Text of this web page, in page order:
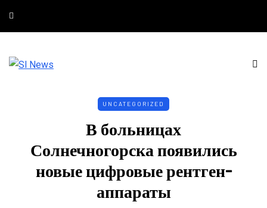
UNCATEGORIZED
В больницах
Солнечногорска появились
новые цифровые рентген-
аппараты